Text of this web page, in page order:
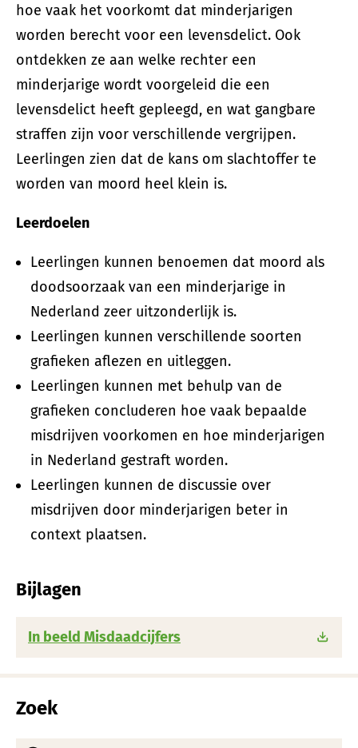
hoe vaak het voorkomt dat minderjarigen
worden berecht voor een levensdelict. Ook
ontdekken ze aan welke rechter een
minderjarige wordt voorgeleid die een
levensdelict heeft gepleegd, en wat gangbare
straffen zijn voor verschillende vergrijpen.
Leerlingen zien dat de kans om slachtoffer te
worden van moord heel klein is.
Leerdoelen
Leerlingen kunnen benoemen dat moord als
doodsoorzaak van een minderjarige in
Nederland zeer uitzonderlijk is.
Leerlingen kunnen verschillende soorten
grafieken aflezen en uitleggen.
Leerlingen kunnen met behulp van de
grafieken concluderen hoe vaak bepaalde
misdrijven voorkomen en hoe minderjarigen
in Nederland gestraft worden.
Leerlingen kunnen de discussie over
misdrijven door minderjarigen beter in
context plaatsen.
Bijlagen
In beeld Misdaadcijfers
Zoek